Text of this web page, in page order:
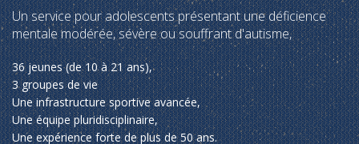
Un service pour adolescents présentant une déficience
mentale modérée, sévère ou souffrant d'autisme,
36 jeunes (de 10 à 21 ans),
3 groupes de vie
Une infrastructure sportive avancée,
Une équipe pluridisciplinaire,
Une expérience forte de plus de 50 ans.